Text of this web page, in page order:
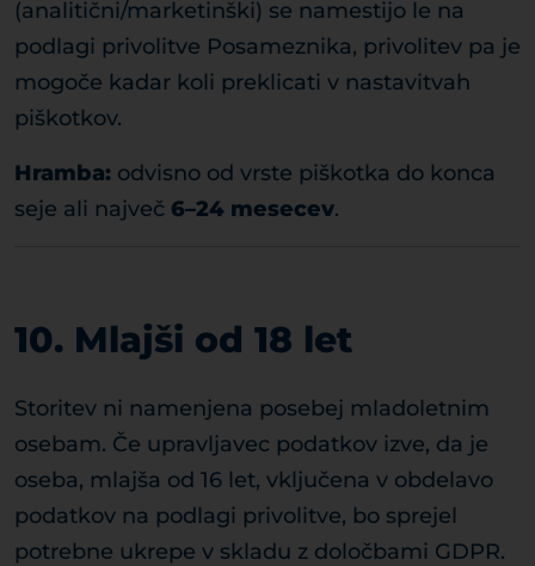
(analitični/marketinški) se namestijo le na
podlagi privolitve Posameznika, privolitev pa je
mogoče kadar koli preklicati v nastavitvah
piškotkov.
Hramba: odvisno od vrste piškotka do konca
seje ali največ 6–24 mesecev.
10. Mlajši od 18 let
Storitev ni namenjena posebej mladoletnim
osebam. Če upravljavec podatkov izve, da je
oseba, mlajša od 16 let, vključena v obdelavo
podatkov na podlagi privolitve, bo sprejel
potrebne ukrepe v skladu z določbami GDPR.